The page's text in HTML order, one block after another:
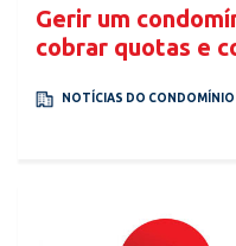
Gerir um
cobrar quotas e
NOTÍCIAS DO CONDOMÍNIO